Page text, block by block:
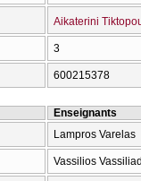
Aikaterini
3
600215378
Enseignants
Lampros Varelas
Vassilios